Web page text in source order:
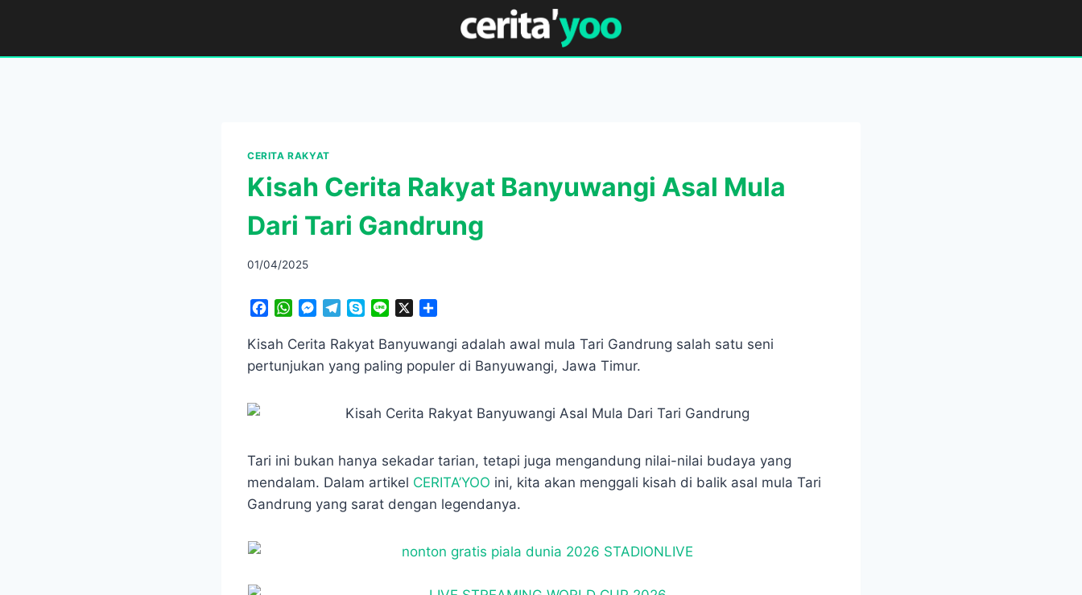
content
CERITA RAKYAT
Kisah Cerita Rakyat Banyuwangi Asal Mula
Dari Tari Gandrung
01/04/2025
c
e
W
a
t
M
s
s
l
e
a
y
p
e
n
e
a
r
Kisah Cerita Rakyat Banyuwangi adalah awal mula Tari Gandrung salah satu seni
pertunjukan yang paling populer di Banyuwangi, Jawa Timur.
Tari ini bukan hanya sekadar tarian, tetapi juga mengandung nilai-nilai budaya yang
mendalam. Dalam artikel CERITA’YOO ini, kita akan menggali kisah di balik asal mula Tari
Gandrung yang sarat dengan legendanya.